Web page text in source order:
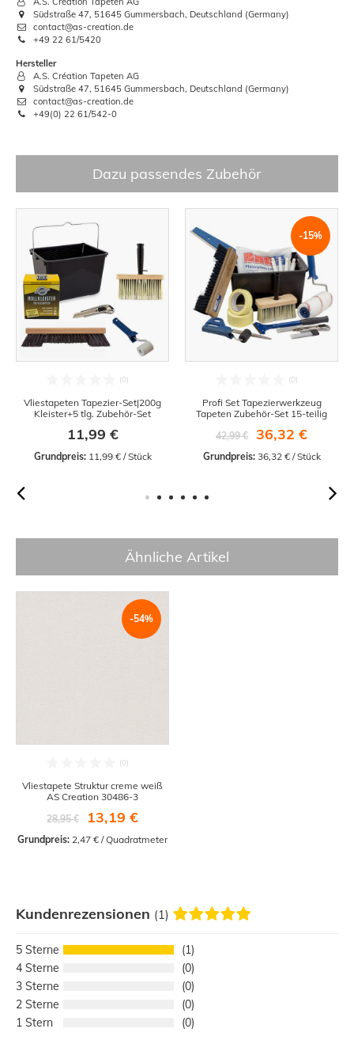
Südstraße 47, 51645 Gummersbach, Deutschland (Germany)
contact@as-creation.de
+49 22 61/5420
Hersteller
A.S. Création Tapeten AG
Südstraße 47, 51645 Gummersbach, Deutschland (Germany)
contact@as-creation.de
+49(0) 22 61/542-0
Dazu passendes Zubehör
Vliestapeten Tapezier-Set|200g
Kleister+5 tlg. Zubehör-Set
11,99 €
Grundpreis: 11,99 € / Stück
-15%
Profi Set Tapezierwerkzeug
Tapeten Zubehör-Set 15-teilig
42,99 €
36,32 €
Grundpreis: 36,32 € / Stück
Ähnliche Artikel
-54%
Vliestapete Struktur creme weiß
AS Creation 30486-3
28,95 €
13,19 €
Grundpreis: 2,47 € / Quadratmeter
Kundenrezensionen (1)
5
1
4
0
3
0
2
0
1
0